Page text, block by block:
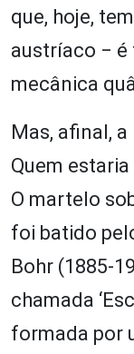
que, hoje,
austríaco ‒
mecânica
Mas, afinal,
Quem
O martelo
foi batido
Bohr (1885-
chamada
formada por